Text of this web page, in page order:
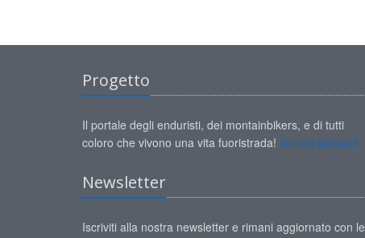
Progetto
Il portale degli enduristi, dei montainbikers, e di tutti
coloro che vivono una vita fuoristrada! Iscriviti adesso!
Newsletter
Iscriviti alla nostra newsletter e rimani aggiornato con le